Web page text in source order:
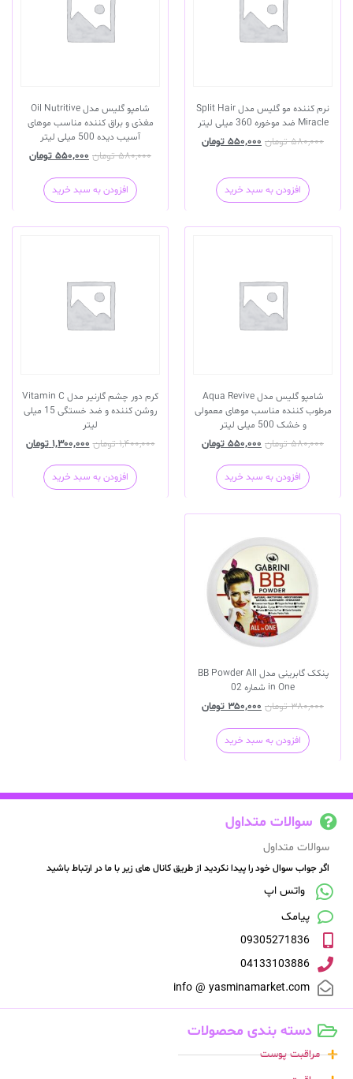
نرم کننده مو گلیس مدل Split Hair
Miracle ضد موخوره 360 میلی لیتر
۵۸۰,۰۰۰ تومان ۵۵۰,۰۰۰ تومان
افزودن به سبد خرید
شامپو گلیس مدل Oil Nutritive
مغذی و براق کننده مناسب موهای
آسیب دیده 500 میلی لیتر
۵۸۰,۰۰۰ تومان ۵۵۰,۰۰۰ تومان
افزودن به سبد خرید
شامپو گلیس مدل Aqua Revive
مرطوب کننده مناسب موهای معمولی
و خشک 500 میلی لیتر
۵۸۰,۰۰۰ تومان ۵۵۰,۰۰۰ تومان
افزودن به سبد خرید
کرم دور چشم گارنیر مدل Vitamin C
روشن کننده و ضد خستگی 15 میلی
لیتر
۱,۴۰۰,۰۰۰ تومان ۱,۳۰۰,۰۰۰ تومان
افزودن به سبد خرید
پنکک گابرینی مدل BB Powder All
in One شماره 02
۳۸۰,۰۰۰ تومان ۳۵۰,۰۰۰ تومان
افزودن به سبد خرید
سوالات متداول
سوالات متداول
اگر جواب سوال خود را پیدا نکردید از طریق کانال های زیر با ما در ارتباط باشید
واتس اپ
پیامک
09305271836
04133103886
info @ yasminamarket.com
دسته بندی محصولات
مراقبت پوست